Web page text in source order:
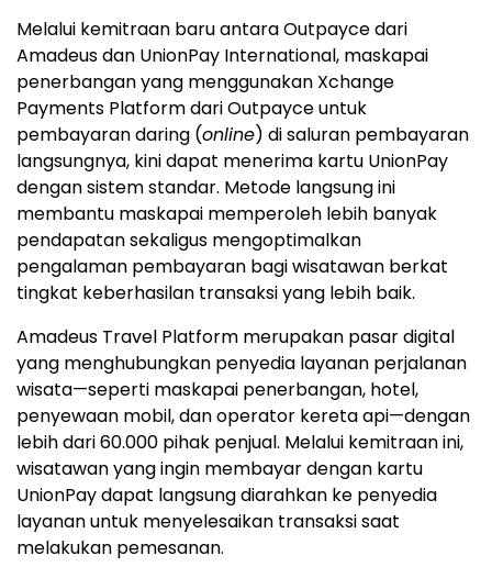
Melalui kemitraan baru antara Outpayce dari
Amadeus dan UnionPay International, maskapai
penerbangan yang menggunakan Xchange
Payments Platform dari Outpayce untuk
pembayaran daring (online) di saluran pembayaran
langsungnya, kini dapat menerima kartu UnionPay
dengan sistem standar. Metode langsung ini
membantu maskapai memperoleh lebih banyak
pendapatan sekaligus mengoptimalkan
pengalaman pembayaran bagi wisatawan berkat
tingkat keberhasilan transaksi yang lebih baik.
Amadeus Travel Platform merupakan pasar digital
yang menghubungkan penyedia layanan perjalanan
wisata—seperti maskapai penerbangan, hotel,
penyewaan mobil, dan operator kereta api—dengan
lebih dari 60.000 pihak penjual. Melalui kemitraan ini,
wisatawan yang ingin membayar dengan kartu
UnionPay dapat langsung diarahkan ke penyedia
layanan untuk menyelesaikan transaksi saat
melakukan pemesanan.